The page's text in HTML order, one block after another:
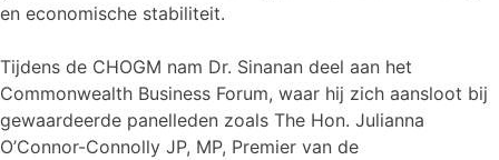
en economische stabiliteit.
Tijdens de CHOGM nam Dr. Sinanan deel aan het
Commonwealth Business Forum, waar hij zich aansloot bij
gewaardeerde panelleden zoals The Hon. Julianna
O’Connor-Connolly JP, MP, Premier van de